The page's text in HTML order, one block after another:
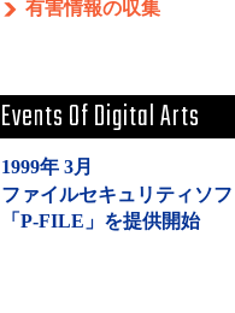
有害情報の収集
Events Of Digital Arts
1999年 3月
ファイルセキュリティソ
「P-FILE」を提供開始